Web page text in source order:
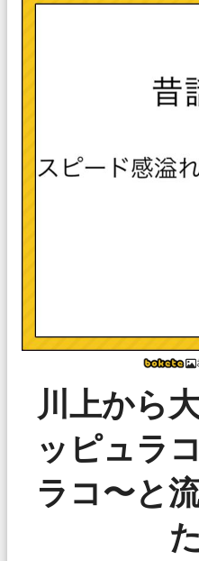
川上から
ッピュラ
ラコ〜と